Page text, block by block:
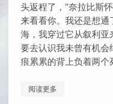
头返程了，”奈拉比斯
来看看你。我还是想
海，我穿过它从叙利
要去认识我未曾有机
痕累累的背上负着两
阅读更多